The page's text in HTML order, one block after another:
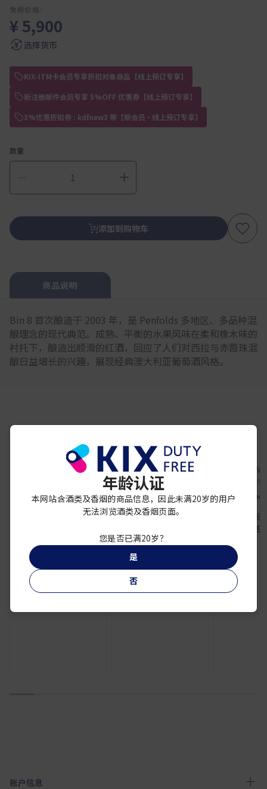
¥ 5,900
选择货币
KIX-ITM卡会员专享折扣对象商品【线上预订专享】
新注册邮件会员专享 5%OFF 优惠券【线上预订专享】
3%优惠折扣券 : kdfnew3 等【新会员・线上预订专享】
数量
添加到购物车
商品说明
Bin 8 首次酿造于 2003 年，是 Penfolds 多地区、多品种混
酿理念的现代典范。成熟、平衡的水果风味在柔和橡木味的
衬托下，酿造出顺滑的红酒，回应了人们对西拉与赤霞珠混
酿日益增长的兴趣，展现经典澳大利亚葡萄酒风格。
你可能还喜欢
Penfolds
奔富Bin 150 设拉子红
Penfolds
奔富Bin 169 赤霞珠红
葡萄酒
奔富RWT
萄
¥
账户信息
年龄认证
本网站含酒类及香烟的商品信息，因此未满20岁的用户
无法浏览酒类及香烟页面。
您是否已满20岁？
是
否